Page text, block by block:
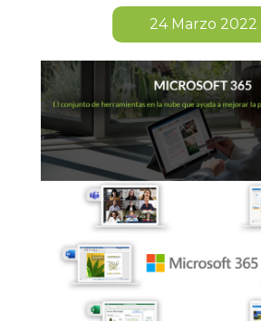
24 Marzo 2022